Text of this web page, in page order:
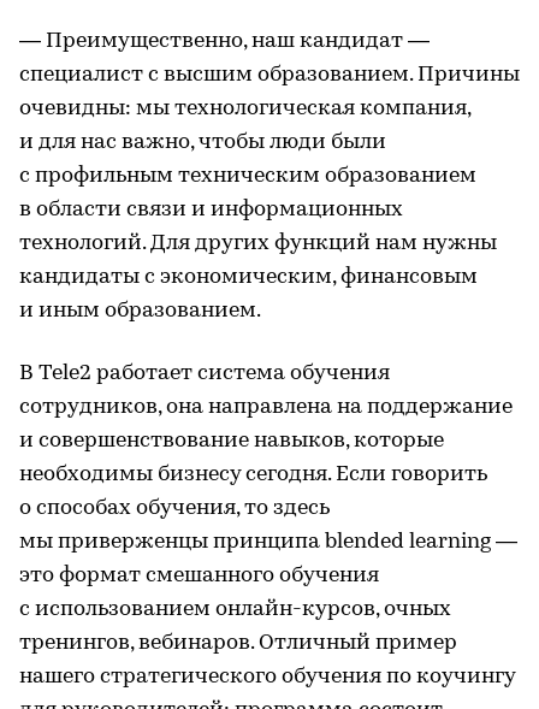
— Преимущественно, наш кандидат —
специалист с высшим образованием. Причины
очевидны: мы технологическая компания,
и для нас важно, чтобы люди были
с профильным техническим образованием
в области связи и информационных
технологий. Для других функций нам нужны
кандидаты с экономическим, финансовым
и иным образованием.
В Tele2 работает система обучения
сотрудников, она направлена на поддержание
и совершенствование навыков, которые
необходимы бизнесу сегодня. Если говорить
о способах обучения, то здесь
мы приверженцы принципа blended learning —
это формат смешанного обучения
с использованием онлайн-курсов, очных
тренингов, вебинаров. Отличный пример
нашего стратегического обучения по коучингу